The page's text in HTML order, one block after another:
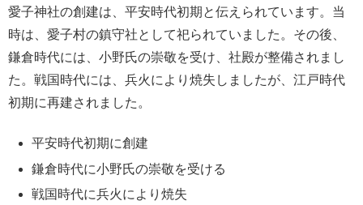
愛子神社の創建は、平安時代初期と伝えられています。当
時は、愛子村の鎮守社として祀られていました。その後、
鎌倉時代には、小野氏の崇敬を受け、社殿が整備されまし
た。戦国時代には、兵火により焼失しましたが、江戸時代
初期に再建されました。
平安時代初期に創建
鎌倉時代に小野氏の崇敬を受ける
戦国時代に兵火により焼失